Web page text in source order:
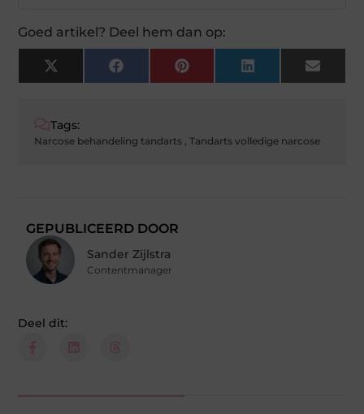
Goed artikel? Deel hem dan op:
X
(Twitter)
Facebook Pinterest LinkedIn Email
Tags:
Narcose behandeling tandarts ,Tandarts volledige narcose
GEPUBLICEERD DOOR
Sander Zijlstra
Contentmanager
Deel dit: